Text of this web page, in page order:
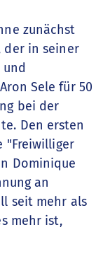
zunächst
der in seiner
Sele für 50
bei der
Den ersten
"Freiwilliger
Dominique
an
seit mehr als
mehr ist,